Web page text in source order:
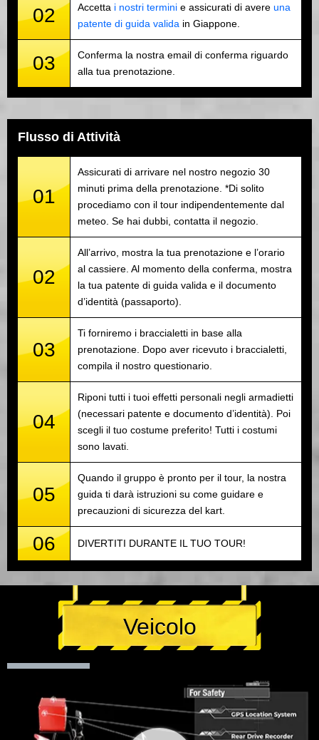
02 Accetta i nostri termini e assicurati di avere una
patente di guida valida in Giappone.
03
Conferma la nostra email di conferma riguardo
alla tua prenotazione.
Flusso di Attività
01
Assicurati di arrivare nel nostro negozio 30
minuti prima della prenotazione. *Di solito
procediamo con il tour indipendentemente dal
meteo. Se hai dubbi, contatta il negozio.
02
All’arrivo, mostra la tua prenotazione e l’orario
al cassiere. Al momento della conferma, mostra
la tua patente di guida valida e il documento
d’identità (passaporto).
03
Ti forniremo i braccialetti in base alla
prenotazione. Dopo aver ricevuto i braccialetti,
compila il nostro questionario.
04
Riponi tutti i tuoi effetti personali negli armadietti
(necessari patente e documento d’identità). Poi
scegli il tuo costume preferito! Tutti i costumi
sono lavati.
05
Quando il gruppo è pronto per il tour, la nostra
guida ti darà istruzioni su come guidare e
precauzioni di sicurezza del kart.
06 DIVERTITI DURANTE IL TUO TOUR!
Veicolo